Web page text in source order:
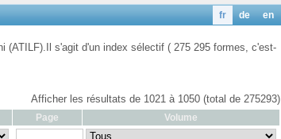
en
de
fr
(ATILF).Il s'agit d'un index sélectif ( 275 295 formes, c'est-
Afficher les résultats de 1021 à 1050 (total de 275293)
Page Volume